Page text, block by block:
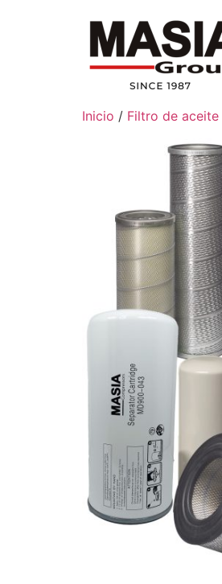
Inicio / Filtro de aceite